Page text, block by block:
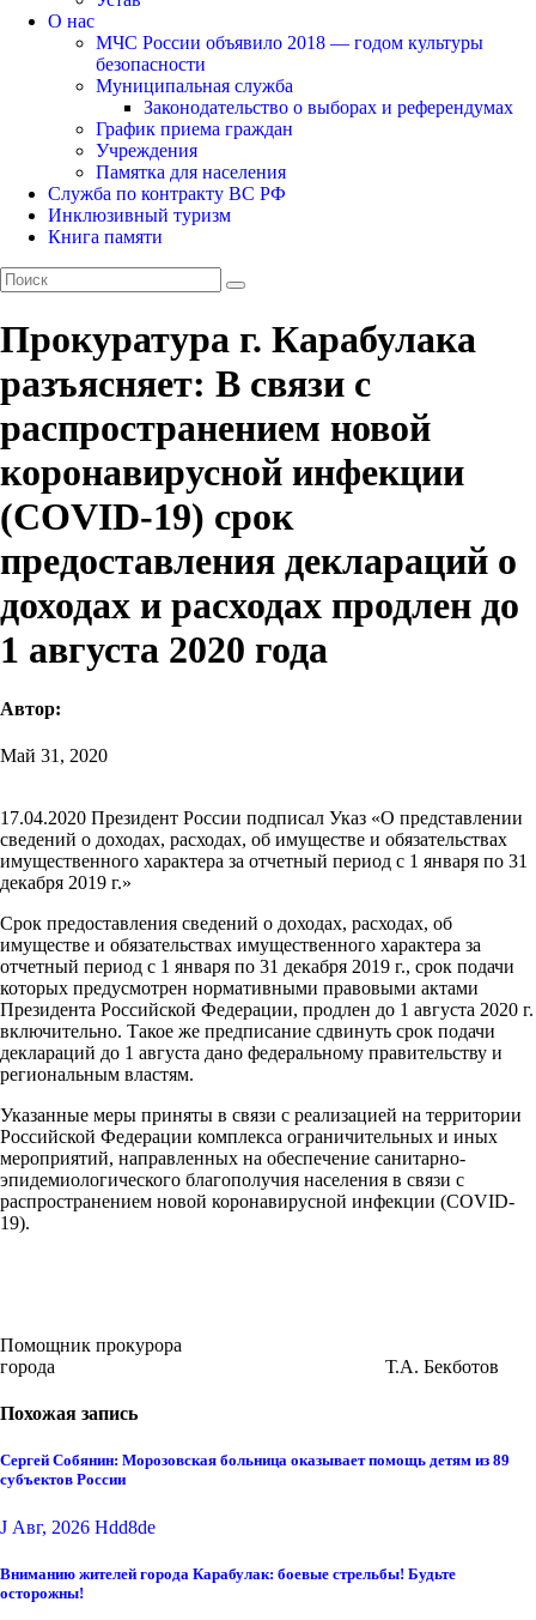
О нас
МЧС России объявило 2018 — годом культуры
безопасности
Муниципальная служба
Законодательство о выборах и референдумах
График приема граждан
Учреждения
Памятка для населения
Служба по контракту ВС РФ
Инклюзивный туризм
Книга памяти
Прокуратура г. Карабулака
разъясняет: В связи с
распространением новой
коронавирусной инфекции
(COVID-19) срок
предоставления деклараций о
доходах и расходах продлен до
1 августа 2020 года
Автор:
Май 31, 2020
17.04.2020 Президент России подписал Указ «О представлении
сведений о доходах, расходах, об имуществе и обязательствах
имущественного характера за отчетный период с 1 января по 31
декабря 2019 г.»
Срок предоставления сведений о доходах, расходах, об
имуществе и обязательствах имущественного характера за
отчетный период с 1 января по 31 декабря 2019 г., срок подачи
которых предусмотрен нормативными правовыми актами
Президента Российской Федерации, продлен до 1 августа 2020 г.
включительно. Такое же предписание сдвинуть срок подачи
деклараций до 1 августа дано федеральному правительству и
региональным властям.
Указанные меры приняты в связи с реализацией на территории
Российской Федерации комплекса ограничительных и иных
мероприятий, направленных на обеспечение санитарно-
эпидемиологического благополучия населения в связи с
распространением новой коронавирусной инфекции (COVID-
19).
Помощник прокурора
города Т.А. Бекботов
Похожая запись
Сергей Собянин: Морозовская больница оказывает помощь детям из 89
субъектов России
J Авг, 2026 Hdd8de
Вниманию жителей города Карабулак: боевые стрельбы! Будьте
осторожны!